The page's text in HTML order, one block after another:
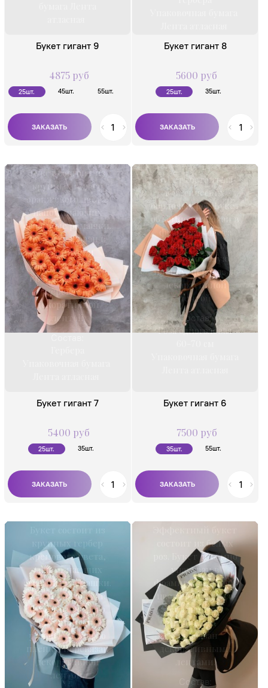
Букет гигант 9
4875 руб
25шт. 45шт. 55шт.
Букет гигант 8
5600 руб
25шт. 35шт.
Букет состоит из
крупных гербер
оранжевого цвета,
напоминающих
огромные ромашки.
Букет упакован в
фоамиран и
матовую плёнку
кремового цвета,
перевязан
декоративной
лентой
Букет гигант 7
5400 руб
25шт. 35шт.
Букет состоит из
классических
бордовых роз. Букет
объёмно упакован в
фоамиран цвета
«капучино» и
матовую белую
плёнку, перевязан
декоративной
лентой
Состав:
Роза одноголовая
Букет гигант 6
7500 руб
35шт. 55шт.
крупных гербер
кремового цвета,
напоминающих
огромные ромашки.
Букет упакован в
фоамиран серого
цвета и нежно-
розовую матовую
плёнку, перевязан
декоративной
лентой.
состоит из белых
роз. Букет объёмно
упакован в
фоамиран черного
цвета и бумагу со
стильным
принтом,
перевязан
декоративными
лентами.
Состав: